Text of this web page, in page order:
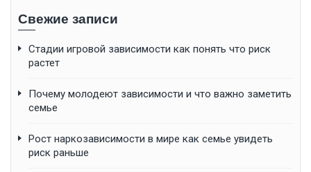
Свежие записи
Стадии игровой зависимости как понять что риск
растет
Почему молодеют зависимости и что важно заметить
семье
Рост наркозависимости в мире как семье увидеть
риск раньше